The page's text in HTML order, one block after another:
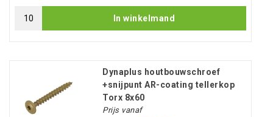
In winkelmand
Dynaplus houtbouwschroef
+snijpunt AR-coating tellerkop
Torx 8x60
Prijs vanaf